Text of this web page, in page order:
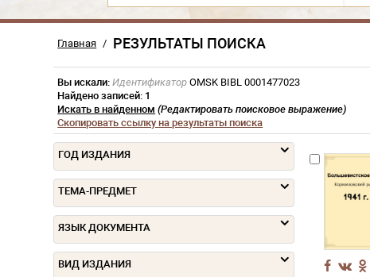
Главная / РЕЗУЛЬТАТЫ ПОИСКА
Вы искали: Идентификатор OMSK BIBL 0001477023
Найдено записей: 1
Искать в найденном (Редактировать поисковое выражение)
Скопировать ссылку на результаты поиска
ГОД ИЗДАНИЯ
ТЕМА-ПРЕДМЕТ
ЯЗЫК ДОКУМЕНТА
ВИД ИЗДАНИЯ